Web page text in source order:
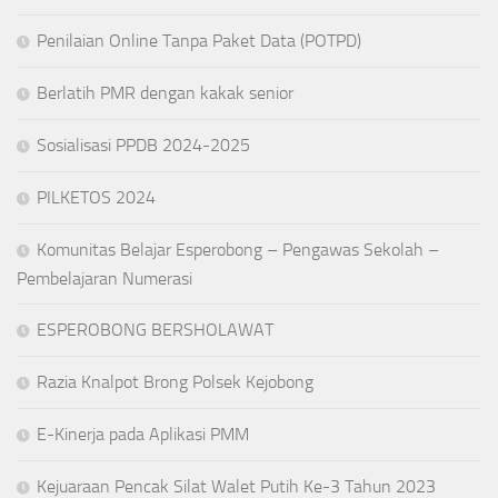
Penilaian Online Tanpa Paket Data (POTPD)
Berlatih PMR dengan kakak senior
Sosialisasi PPDB 2024-2025
PILKETOS 2024
Komunitas Belajar Esperobong – Pengawas Sekolah –
Pembelajaran Numerasi
ESPEROBONG BERSHOLAWAT
Razia Knalpot Brong Polsek Kejobong
E-Kinerja pada Aplikasi PMM
Kejuaraan Pencak Silat Walet Putih Ke-3 Tahun 2023